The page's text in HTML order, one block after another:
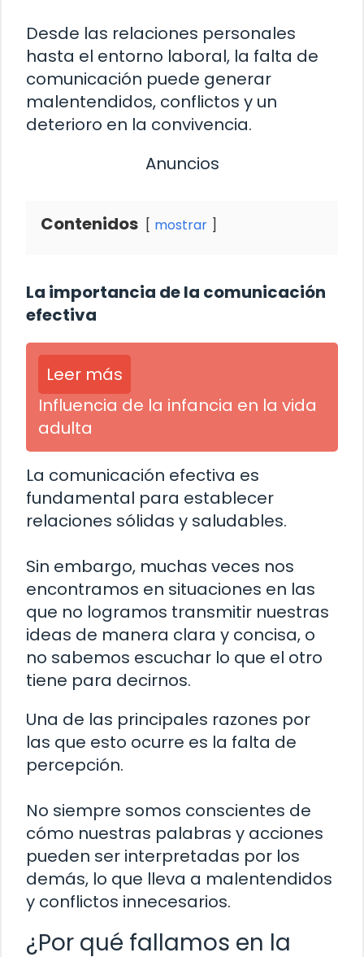
Desde las relaciones personales
hasta el entorno laboral, la falta de
comunicación puede generar
malentendidos, conflictos y un
deterioro en la convivencia.
Anuncios
Contenidos mostrar
La importancia de la comunicación
efectiva
Leer más
Influencia de la infancia en la vida
adulta
La comunicación efectiva es
fundamental para establecer
relaciones sólidas y saludables.
Sin embargo, muchas veces nos
encontramos en situaciones en las
que no logramos transmitir nuestras
ideas de manera clara y concisa, o
no sabemos escuchar lo que el otro
tiene para decirnos.
Una de las principales razones por
las que esto ocurre es la falta de
percepción.
No siempre somos conscientes de
cómo nuestras palabras y acciones
pueden ser interpretadas por los
demás, lo que lleva a malentendidos
y conflictos innecesarios.
¿Por qué fallamos en la